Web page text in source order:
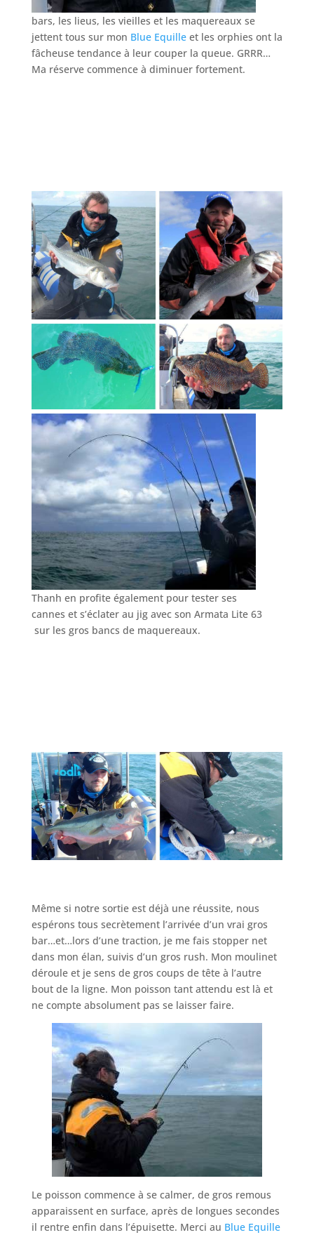
bars, les lieus, les vieilles et les maquereaux se
jettent tous sur mon Blue Equilleet les orphies ont la
fâcheuse tendance à leur couper la queue. GRRR…
Ma réserve commence à diminuer fortement.
Thanh en profite également pour tester ses
cannes et s’éclater au jig avec son Armata Lite 63
sur les gros bancs de maquereaux.
Même si notre sortie est déjà une réussite, nous
espérons tous secrètement l’arrivée d’un vrai gros
bar…et…lors d’une traction, je me fais stopper net
dans mon élan, suivis d’un gros rush. Mon moulinet
déroule et je sens de gros coups de tête à l’autre
bout de la ligne. Mon poisson tant attendu est là et
ne compte absolument pas se laisser faire.
Le poisson commence à se calmer, de gros remous
apparaissent en surface, après de longues secondes
il rentre enfin dans l’épuisette. Merci au Blue Equille